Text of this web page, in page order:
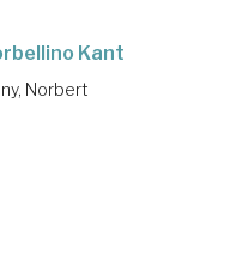
Kant
Norbert